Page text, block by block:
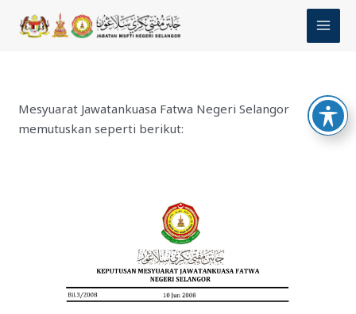
Mesyuarat Jawatankuasa Fatwa Negeri Selangor
memutuskan seperti berikut: